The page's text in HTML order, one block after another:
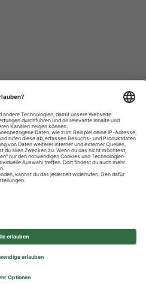
Einstellungen
- All rights reserved